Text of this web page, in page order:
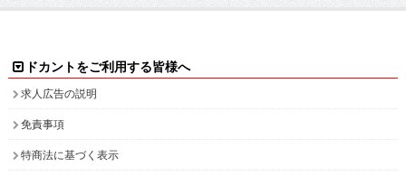
ドカントをご利用する皆様へ
求人広告の説明
免責事項
特商法に基づく表示